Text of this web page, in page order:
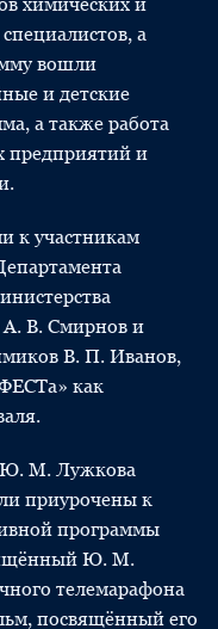
а
вошли
и детские
а также работа
предприятий и
к участникам
В. Смирнов и
В. П. Иванов,
как
Ю. М. Лужкова
приурочены к
программы
Ю. М.
телемарафона
посвящённый его